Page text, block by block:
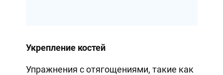
Укрепление костей
Упражнения с отягощениями, такие как